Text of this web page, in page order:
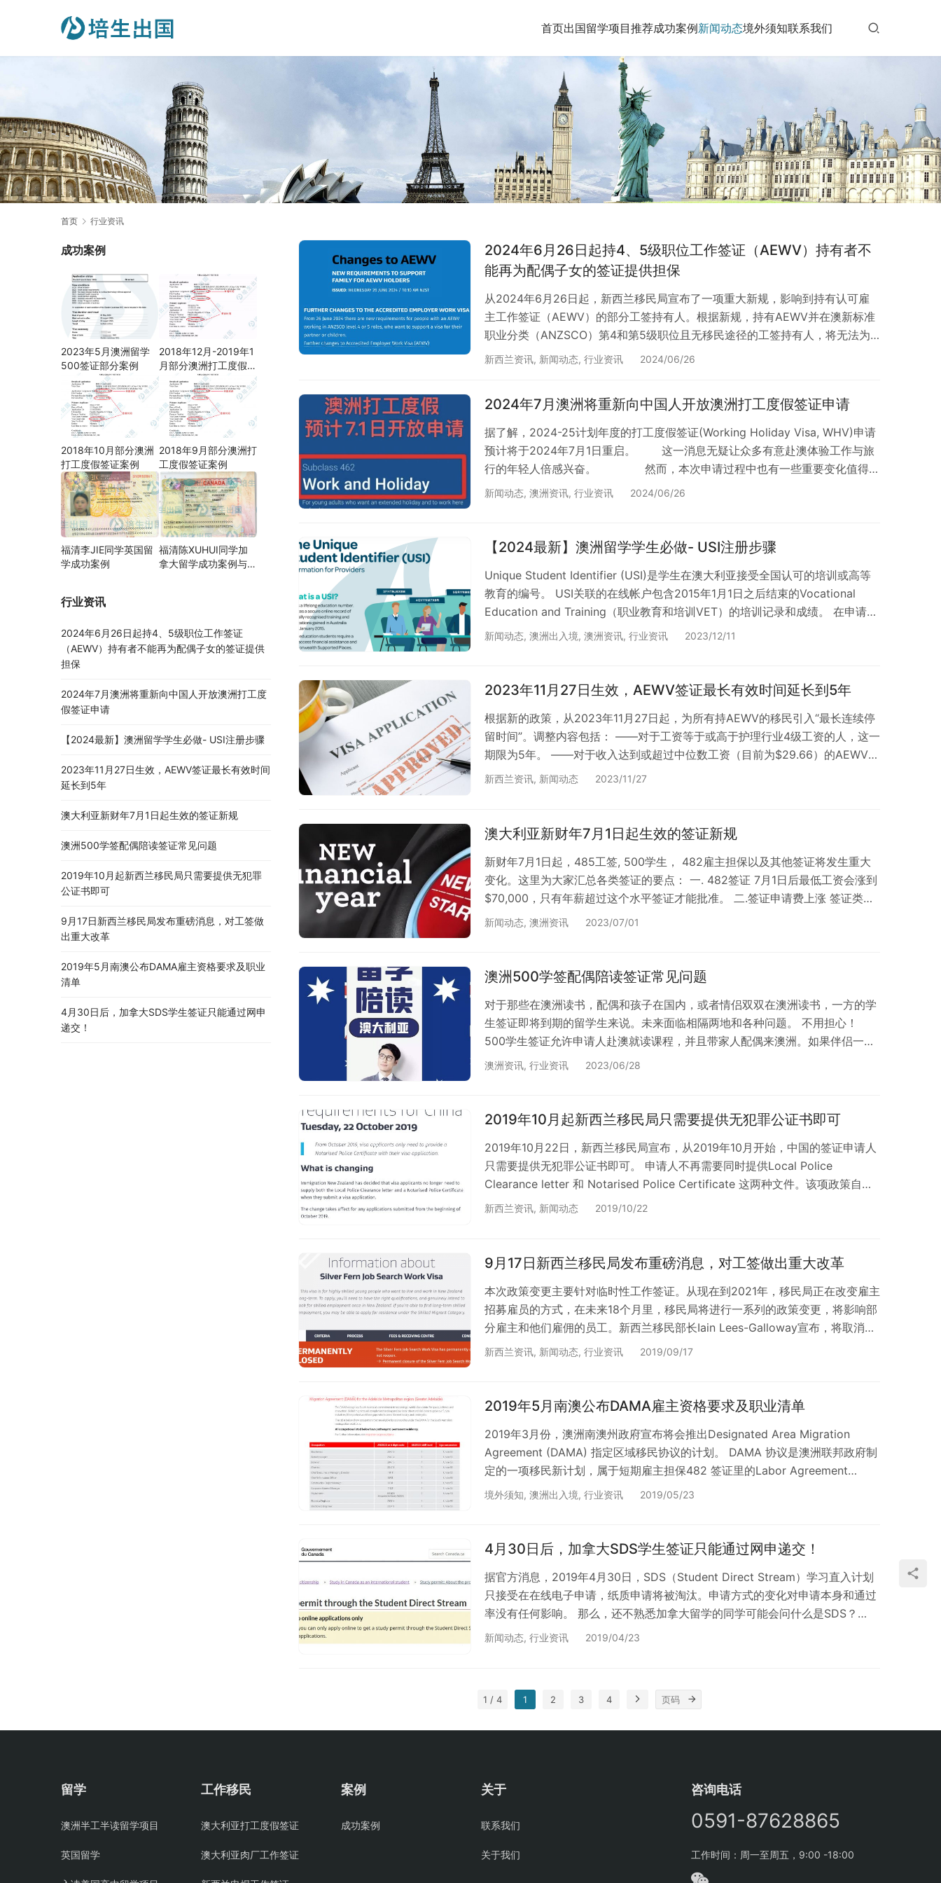
首页出国留学项目推荐成功案例新闻动态境外须知联系我们
首页 行业资讯
2024年6月26日起持4、5级职位工作签证（AEWV）持有者不
能再为配偶子女的签证提供担保
从2024年6月26日起，新西兰移民局宣布了一项重大新规，影响到持有认可雇
主工作签证（AEWV）的部分工签持有人。根据新规，持有AEWV并在澳新标准
职业分类（ANZSCO）第4和第5级职位且无移民途径的工签持有人，将无法为
其伴侣和受抚养子女申请工作签证、访问签证（旅签）或学生签证。 新规影响
设置。新规不会影响以下人员： 已经持…
新西兰资讯, 新闻动态, 行业资讯 2024/06/26
2024年7月澳洲将重新向中国人开放澳洲打工度假签证申请
据了解，2024-25计划年度的打工度假签证(Working Holiday Visa, WHV)申请
预计将于2024年7月1日重启。 这一消息无疑让众多有意赴澳体验工作与旅
行的年轻人倍感兴奋。 然而，本次申请过程中也有一些重要变化值得注
意。 新政策：高需求国家实施预申请制度 根据最新政策，澳洲政府将
预申请注册费为25澳元，这是一…
新闻动态, 澳洲资讯, 行业资讯 2024/06/26
【2024最新】澳洲留学学生必做- USI注册步骤
Unique Student Identifier (USI)是学生在澳大利亚接受全国认可的培训或高等
教育的编号。 USI关联的在线帐户包含2015年1月1日之后结束的Vocational
Education and Training（职业教育和培训VET）的培训记录和成绩。 在申请工
作或继续求学时，需要把VET培训记录和成绩给新雇主或新培训学校。 您可以在
新闻动态, 澳洲出入境, 澳洲资讯, 行业资讯 2023/12/11
2023年11月27日生效，AEWV签证最长有效时间延长到5年
根据新的政策，从2023年11月27日起，为所有持AEWV的移民引入“最长连续停
留时间”。调整内容包括： ——对于工资等于或高于护理行业4级工资的人，这一
期限为5年。 ——对于收入达到或超过中位数工资（目前为$29.66）的AEWV持
有人，其最长签证期限也延长至5年。 ——对于护理行业收入达到3级和4级工资
长可达5年（最长签证期限）； ——在申…
新西兰资讯, 新闻动态 2023/11/27
澳大利亚新财年7月1日起生效的签证新规
新财年7月1日起，485工签, 500学生， 482雇主担保以及其他签证将发生重大
变化。这里为大家汇总各类签证的要点： 一. 482签证 7月1日后最低工资会涨到
$70,000，只有年薪超过这个水平签证才能批准。 二.签证申请费上涨 签证类别
2022-23财年签证费 2023-24财年签证费 （2023年7月1日起）上涨189独立技
新闻动态, 澳洲资讯 2023/07/01
澳洲500学签配偶陪读签证常见问题
对于那些在澳洲读书，配偶和孩子在国内，或者情侣双双在澳洲读书，一方的学
生签证即将到期的留学生来说。未来面临相隔两地和各种问题。 不用担心！
500学生签证允许申请人赴澳就读课程，并且带家人配偶来澳洲。如果伴侣一方
持有500学生签证，你可以随时申请配偶陪读签证，与爱人一起在澳洲生活。
有孩子，沉浸式的英语环境，轻松提升孩子的语言能力。 配偶可以参加学习不
澳洲资讯, 行业资讯 2023/06/28
2019年10月起新西兰移民局只需要提供无犯罪公证书即可
2019年10月22日，新西兰移民局宣布，从2019年10月开始，中国的签证申请人
只需要提供无犯罪公证书即可。 申请人不再需要同时提供Local Police
Clearance letter 和 Notarised Police Certificate 这两种文件。该项政策自
2019年10月初实施。 在此之前，移民局对于中国的签证申请人要求同时提供中
要求…
新西兰资讯, 新闻动态 2019/10/22
9月17日新西兰移民局发布重磅消息，对工签做出重大改革
本次政策变更主要针对临时性工作签证。从现在到2021年，移民局正在改变雇主
招募雇员的方式，在未来18个月里，移民局将进行一系列的政策变更，将影响部
分雇主和他们雇佣的员工。新西兰移民部长Iain Lees-Galloway宣布，将取消低
收入移民家庭担保类签证的限制，同时简化雇主引入外国雇员的政策，将推出一
新西兰资讯, 新闻动态, 行业资讯 2019/09/17
2019年5月南澳公布DAMA雇主资格要求及职业清单
2019年3月份，澳洲南澳州政府宣布将会推出Designated Area Migration
Agreement (DAMA) 指定区域移民协议的计划。 DAMA 协议是澳洲联邦政府制
定的一项移民新计划，属于短期雇主担保482 签证里的Labor Agreement
Stream分支，目的是为了吸引新移民前往澳洲偏远地区。DAMA计划适用于那些
境外须知, 澳洲出入境, 行业资讯 2019/05/23
4月30日后，加拿大SDS学生签证只能通过网申递交！
据官方消息，2019年4月30日，SDS（Student Direct Stream）学习直入计划
只接受在在线电子申请，纸质申请将被淘汰。申请方式的变化对申请本身和通过
率没有任何影响。 那么，还不熟悉加拿大留学的同学可能会问什么是SDS？
SDS的全称是Study Direct Stream,即“学习直入计划”。 加拿大SDS签证(学习直
交更少的资金文件以…
新闻动态, 行业资讯 2019/04/23
1 / 4 1 2 3 4
成功案例
2023年5月澳洲留学
500签证部分案例
2018年12月-2019年1
月部分澳洲打工度假签
证案例
2018年10月部分澳洲
打工度假签证案例
2018年9月部分澳洲打
工度假签证案例
福清李JIE同学英国留
学成功案例
福清陈XUHUI同学加
拿大留学成功案例与父
行业资讯
2024年6月26日起持4、5级职位工作签证
（AEWV）持有者不能再为配偶子女的签证提供
担保
2024年7月澳洲将重新向中国人开放澳洲打工度
假签证申请
【2024最新】澳洲留学学生必做- USI注册步骤
2023年11月27日生效，AEWV签证最长有效时间
延长到5年
澳大利亚新财年7月1日起生效的签证新规
澳洲500学签配偶陪读签证常见问题
2019年10月起新西兰移民局只需要提供无犯罪
公证书即可
9月17日新西兰移民局发布重磅消息，对工签做
出重大改革
2019年5月南澳公布DAMA雇主资格要求及职业
清单
4月30日后，加拿大SDS学生签证只能通过网申
递交！
留学
澳洲半工半读留学项目
英国留学
工作移民
澳大利亚打工度假签证
澳大利亚肉厂工作签证
案例
成功案例
关于
联系我们
关于我们
咨询电话
0591-87628865
工作时间：周一至周五，9:00 -18:00